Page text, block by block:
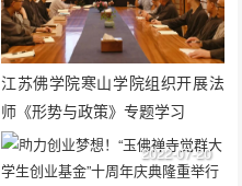
江苏佛学院寒山学院组织开展法
师《形势与政策》专题学习
2022-07-20